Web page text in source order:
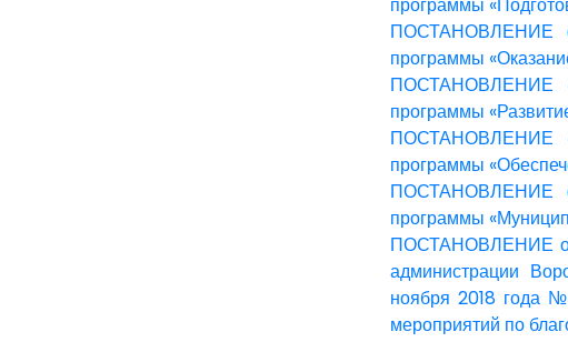
ПОСТАНОВЛЕНИЕ
программы
ПОСТАНОВЛЕНИЕ
программы
ПОСТАНОВЛЕНИЕ
программы
ПОСТАНОВЛЕНИЕ
программы
ПОСТАНОВЛЕНИЕ от
администрации
ноября 2018 года
мероприятий по